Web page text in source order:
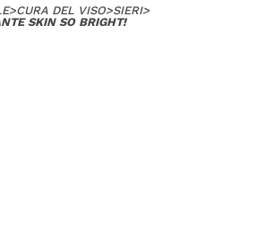
>CURA DEL VISO>SIERI>
SKIN SO BRIGHT!